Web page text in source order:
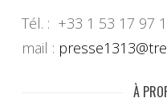
Tél. : +33 1 53 17 97
mail :
À